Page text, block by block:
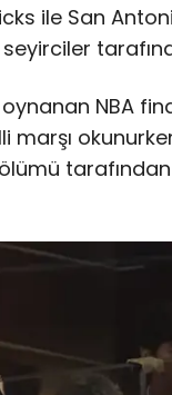
ile San
NBA
marşı